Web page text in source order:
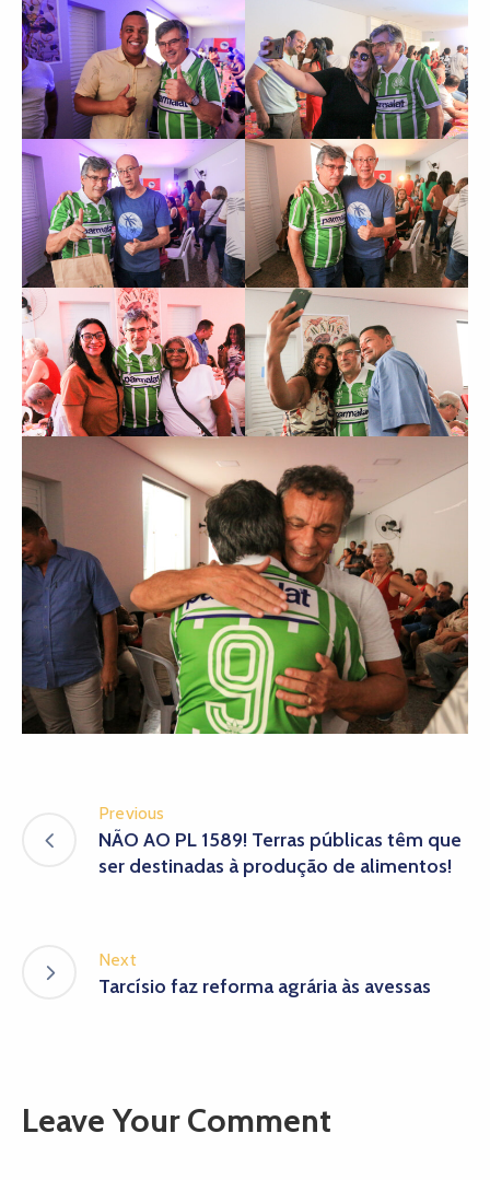
Previous
NÃO AO PL 1589! Terras públicas têm que
ser destinadas à produção de alimentos!
Next
Tarcísio faz reforma agrária às avessas
Leave Your Comment